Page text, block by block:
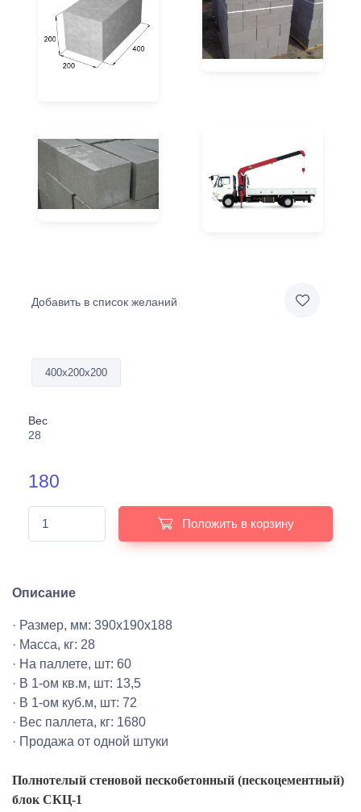
Добавить в список желаний
400х200х200
Вес
28
180
Положить в корзину
Описание
· Размер, мм: 390х190х188
· Масса, кг: 28
· На паллете, шт: 60
· В 1-ом кв.м, шт: 13,5
· В 1-ом куб.м, шт: 72
· Вес паллета, кг: 1680
· Продажа от одной штуки
Полнотелый стеновой пескобетонный (пескоцементный)
блок СКЦ-1